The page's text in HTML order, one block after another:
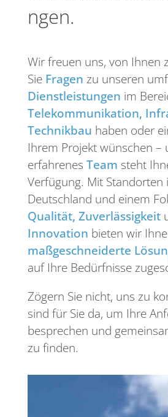
ngen.
Wir freuen uns, von Ihnen
Sie Fragen zu unseren
Dienstleistungen im
Telekommunikation,
Technikbau haben oder
Ihrem Projekt wünschen –
erfahrenes Team steht
Verfügung. Mit Standorten
Deutschland und einem
Qualität, Zuverlässigkeit
Innovation bieten wir
maßgeschneiderte
auf Ihre Bedürfnisse
Zögern Sie nicht, uns zu
sind für Sie da, um Ihre
besprechen und
zu finden.